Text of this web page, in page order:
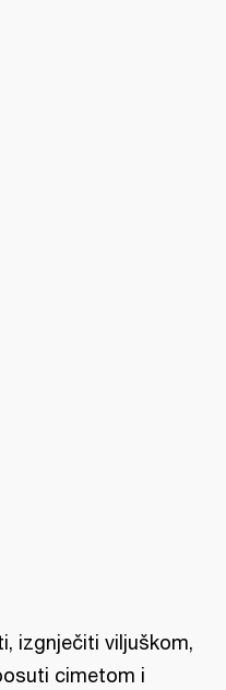
izgnječiti viljuškom,
cimetom i